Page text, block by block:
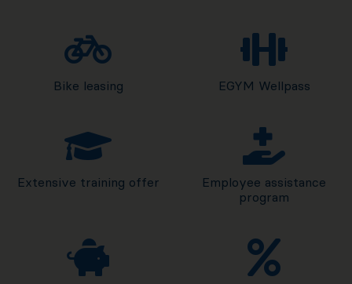
Bike leasing EGYM Wellpass
Extensive training offer
Employee assistance
program